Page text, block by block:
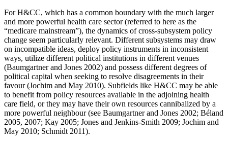
For H&CC, which has a common boundary with the much larger
and more powerful health care sector (referred to here as the
“medicare mainstream”), the dynamics of cross-subsystem policy
change seem particularly relevant. Different subsystems may draw
on incompatible ideas, deploy policy instruments in inconsistent
ways, utilize different political institutions in different venues
(Baumgartner and Jones 2002) and possess different degrees of
political capital when seeking to resolve disagreements in their
favour (Jochim and May 2010). Subfields like H&CC may be able
to benefit from policy resources available in the adjoining health
care field, or they may have their own resources cannibalized by a
more powerful neighbour (see Baumgartner and Jones 2002; Béland
2005, 2007; Kay 2005; Jones and Jenkins-Smith 2009; Jochim and
May 2010; Schmidt 2011).